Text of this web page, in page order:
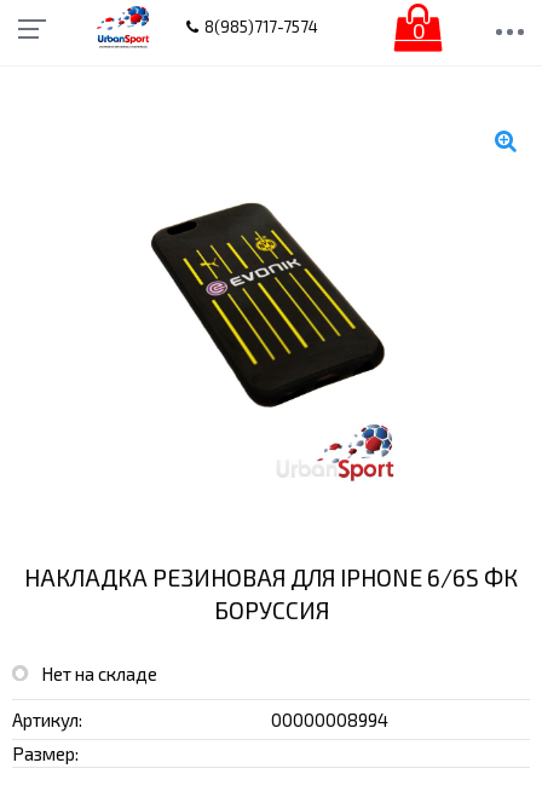
8(985)717-7574 0
НАКЛАДКА РЕЗИНОВАЯ ДЛЯ IPHONE 6/6S ФК
БОРУССИЯ
Нет на складе
Артикул:
00000008994
Размер: